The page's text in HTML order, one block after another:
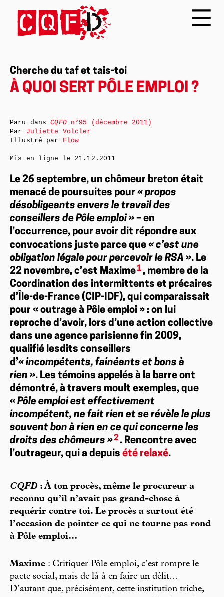
Cherche du taf et tais-toi
À QUOI SERT PÔLE EMPLOI ?
Le 26 septembre, un chômeur breton était
menacé de poursuites pour « propos
désobligeants envers le travail des
conseillers de Pôle emploi » – en
l’occurrence, pour avoir dit répondre aux
convocations juste parce que « c’est une
obligation légale pour percevoir le RSA ». Le
22 novembre, c’est Maxime1 , membre de la
Coordination des intermittents et précaires
d’Île-de-France (CIP-IDF), qui comparaissait
pour « outrage à Pôle emploi » : on lui
reproche d’avoir, lors d’une action collective
dans une agence parisienne fin 2009,
qualifié lesdits conseillers
d’« incompétents, fainéants et bons à
rien ». Les témoins appelés à la barre ont
démontré, à travers moult exemples, que
« Pôle emploi est effectivement
incompétent, ne fait rien et se révèle le plus
souvent bon à rien en ce qui concerne les
droits des chômeurs »2 . Rencontre avec
l’outrageur, qui a depuis été relaxé.
CQFD: À ton procès, même le procureur a
reconnu qu’il n’avait pas grand-chose à
requérir contre toi. Le procès a surtout été
l’occasion de pointer ce qui ne tourne pas rond
à Pôle emploi…
Maxime : Critiquer Pôle emploi, c’est rompre le
pacte social, mais de là à en faire un délit…
D’autant que, précisément, cette institution triche,
Paru dansCQFDn°95 (décembre 2011)
Par Juliette Volcler
Illustré par Flow
Mis en ligne le 21.12.2011